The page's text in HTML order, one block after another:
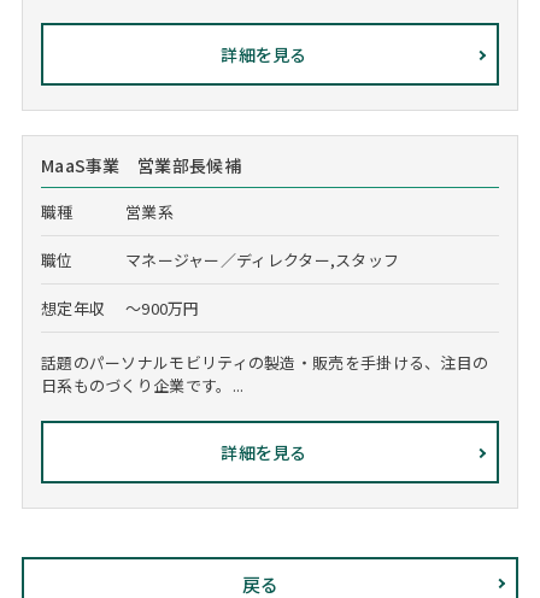
詳細を見る
MaaS事業 営業部長候補
職種 営業系
職位 マネージャー／ディレクター,スタッフ
想定年収 ～900万円
話題のパーソナルモビリティの製造・販売を手掛ける、注目の
日系ものづくり企業です。...
詳細を見る
戻る